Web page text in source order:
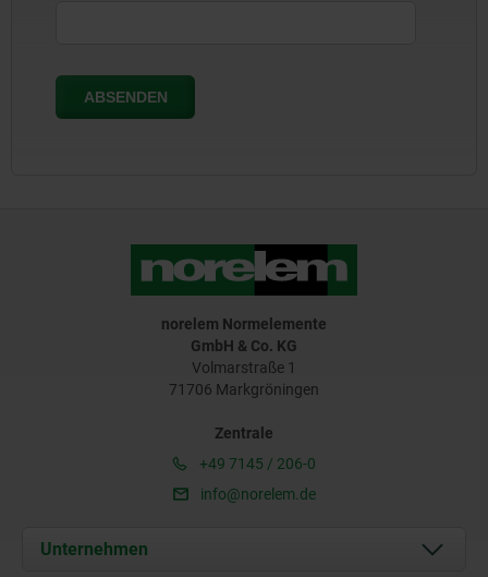
norelem Normelemente
GmbH & Co. KG
Volmarstraße 1
71706 Markgröningen
Zentrale
+49 7145 / 206-0
info@norelem.de
Unternehmen